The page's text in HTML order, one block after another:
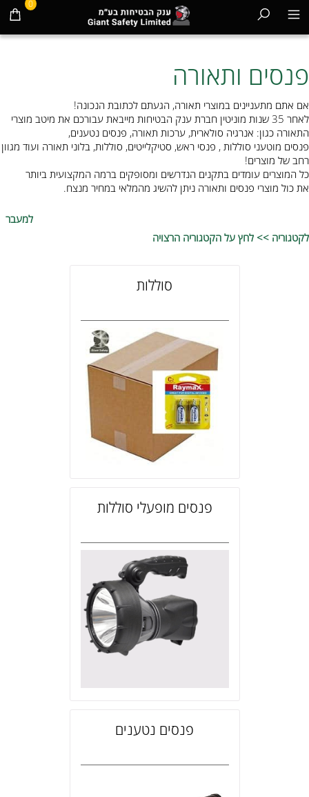
0
פנסים ותאורה
אם אתם מתעניינים במוצרי תאורה, הגעתם לכתובת הנכונה!
לאחר 35 שנות מוניטין חברת ענק הבטיחות מייבאת עבורכם את מיטב מוצרי
התאורה כגון: אנרגיה סולארית, ערכות תאורה, פנסים נטענים,
פנסים מוטעני סוללות , פנסי ראש, סטיקלייטים, סוללות, בלוני תאורה ועוד מגוון
רחב של מוצרים!
כל המוצרים עומדים בתקנים הנדרשים ומסופקים ברמה המקצועית ביותר
את כול מוצרי פנסים ותאורה ניתן להשיג מהמלאי במחיר מנצח.
למעבר
לקטגוריה >> לחץ על הקטגוריה הרצויה
סוללות
פנסים מופעלי סוללות
פנסים נטענים